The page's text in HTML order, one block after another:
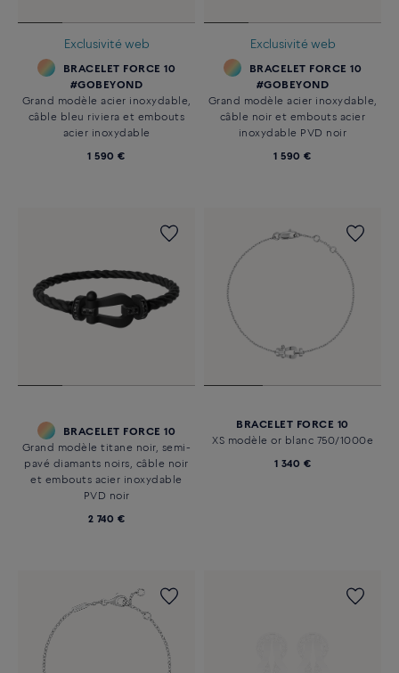
Exclusivité web
BRACELET FORCE 10
#GOBEYOND
Grand modèle acier inoxydable,
câble bleu riviera et embouts
acier inoxydable
1 590 €
Exclusivité web
BRACELET FORCE 10
#GOBEYOND
Grand modèle acier inoxydable,
câble noir et embouts acier
inoxydable PVD noir
1 590 €
BRACELET FORCE 10
Grand modèle titane noir, semi-
pavé diamants noirs, câble noir
et embouts acier inoxydable
PVD noir
2 740 €
BRACELET FORCE 10
XS modèle or blanc 750/1000e
1 340 €